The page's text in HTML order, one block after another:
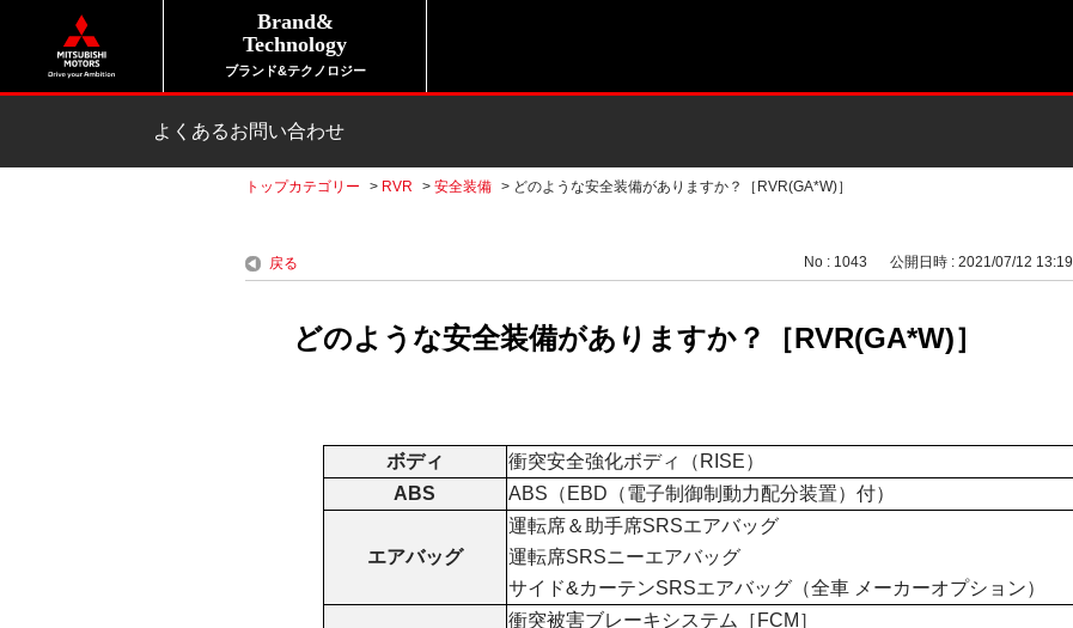
Brand&
Technology
ブランド&テクノロジー
よくあるお問い合わせ
トップカテゴリー > RVR > 安全装備 > どのような安全装備がありますか？［RVR(GA*W)］
戻る No : 1043 公開日時 : 2021/07/12 13:19
どのような安全装備がありますか？［RVR(GA*W)］
ボディ
衝突安全強化ボディ（RISE）
ABS
ABS（EBD（電子制御制動力配分装置） 付）
エアバッグ
運転席＆助手席SRSエアバッグ
運転席SRSニーエアバッグ
サイド&カーテンSRSエアバッグ（全車 メーカーオプション）
衝突被害ブレーキシステム［FCM］